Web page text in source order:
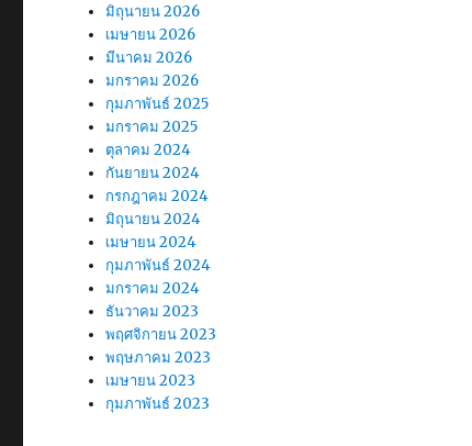
มิถุนายน 2026
เมษายน 2026
มีนาคม 2026
มกราคม 2026
กุมภาพันธ์ 2025
มกราคม 2025
ตุลาคม 2024
กันยายน 2024
กรกฎาคม 2024
มิถุนายน 2024
เมษายน 2024
กุมภาพันธ์ 2024
มกราคม 2024
ธันวาคม 2023
พฤศจิกายน 2023
พฤษภาคม 2023
เมษายน 2023
กุมภาพันธ์ 2023